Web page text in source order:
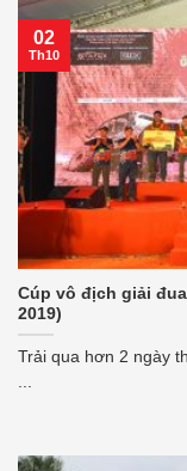
Cúp vô địch giải
2019)
Trải qua hơn 2 ngày
...
02
Th10